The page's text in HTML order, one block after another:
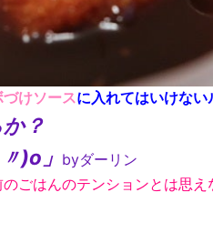
づけソースに入れてはいけない
？
)o」 byダーリン
ごはんのテンションとは思え